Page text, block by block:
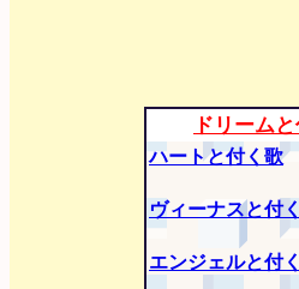
ドリーム
ハートと付く歌
ヴィーナスと付
エンジェルと付